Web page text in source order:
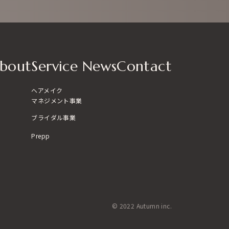
Service
ヘアメイク
マネジメント事業
ブライダル事業
Prepp
NewsContact
© 2022 Autumn inc.